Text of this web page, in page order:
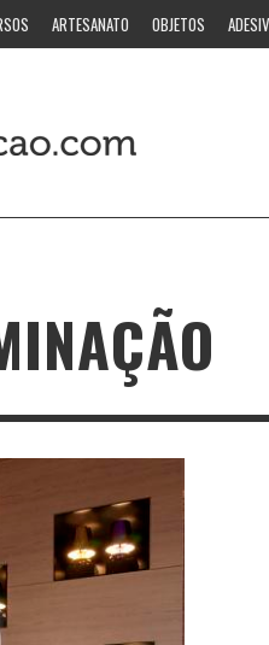
ARTESANATO OBJETOS